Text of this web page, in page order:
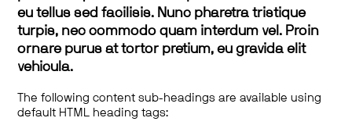
eu tellus sed facilisis. Nunc pharetra tristique
turpis, nec commodo quam interdum vel. Proin
ornare purus at tortor pretium, eu gravida elit
vehicula.
The following content sub-headings are available using
default HTML heading tags: